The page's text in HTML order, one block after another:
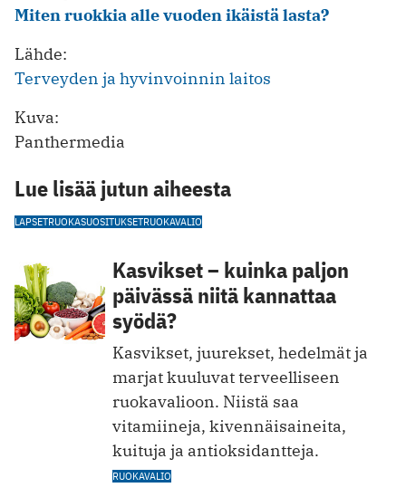
Miten ruokkia alle vuoden ikäistä lasta?
Lähde:
Terveyden ja hyvinvoinnin laitos
Kuva:
Panthermedia
Lue lisää jutun aiheesta
LAPSETRUOKASUOSITUKSETRUOKAVALIO
Kasvikset – kuinka paljon
päivässä niitä kannattaa
syödä?
Kasvikset, juurekset, hedelmät ja
marjat kuuluvat terveelliseen
ruokavalioon. Niistä saa
vitamiineja, kivennäisaineita,
kuituja ja antioksidantteja.
RUOKAVALIO